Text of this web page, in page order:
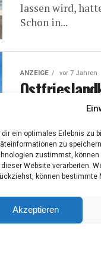
dir ein optimales Erlebnis zu
zu
zustimmst, können
dieser Website verarbeiten.
können bestimmte
Akzeptieren
las­sen wird,
Schon in...
ANZEIGE vor 7 Jahren
Sina
Die
Dop­pel­mord
haben die
törns zu
ANZEIGE vor 7 Jahren
von